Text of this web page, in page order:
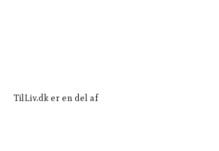
TilLiv.dk er en del af